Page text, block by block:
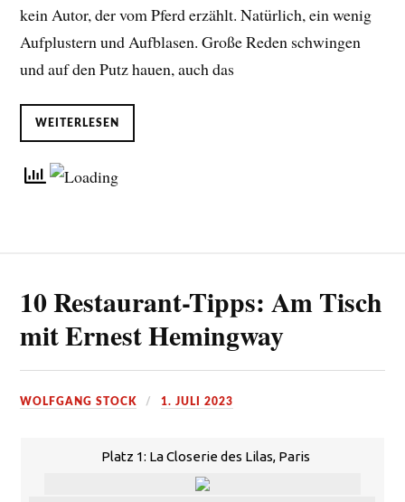
kein Autor, der vom Pferd erzählt. Natürlich, ein wenig
Aufplustern und Aufblasen. Große Reden schwingen
und auf den Putz hauen, auch das
WEITERLESEN
10 Restaurant-Tipps: Am Tisch
mit Ernest Hemingway
WOLFGANG STOCK 1. JULI 2023
Platz 1: La Closerie des Lilas, Paris